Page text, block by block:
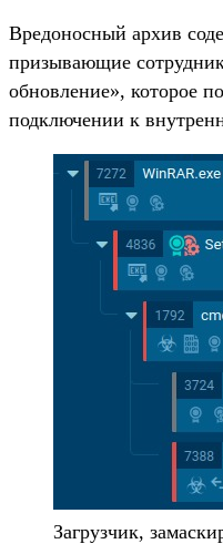
Вредоносный архив
призывающие
обновление», которое
подключении к
Загрузчик,